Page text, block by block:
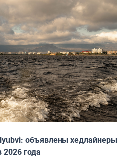
объявлены хедлайнеры
года